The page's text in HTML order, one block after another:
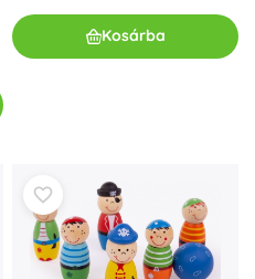
Kosárba